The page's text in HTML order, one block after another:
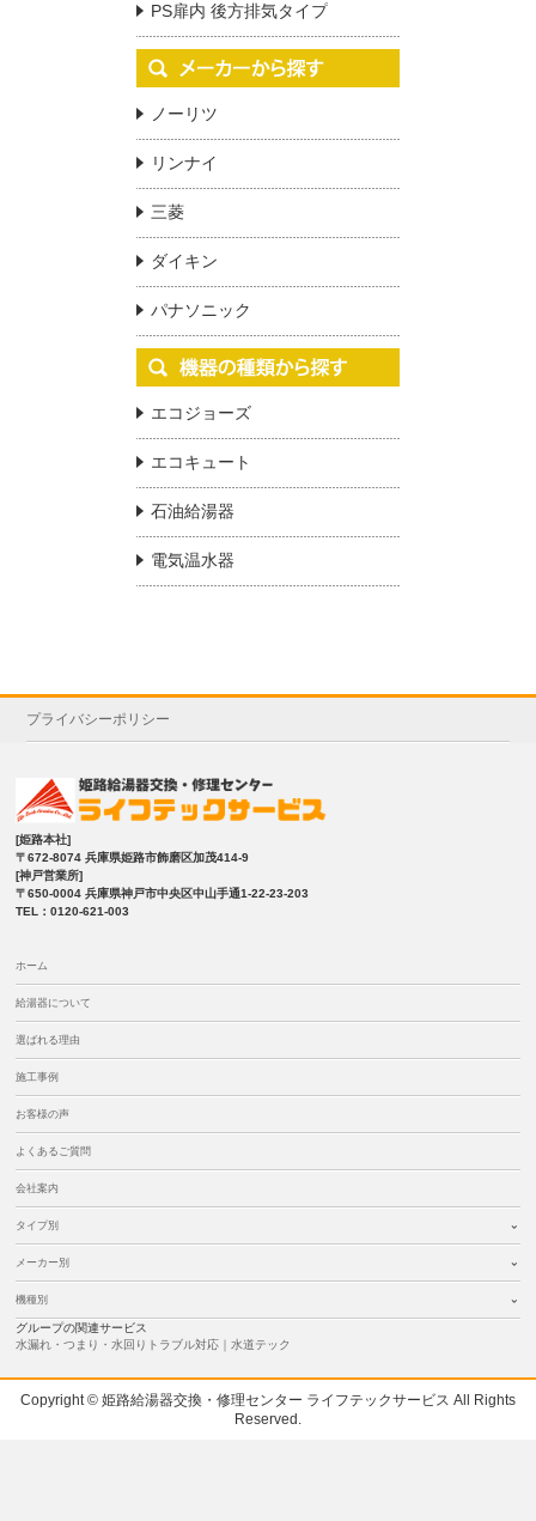
PS扉内 後方排気タイプ
ノーリツ
リンナイ
三菱
ダイキン
パナソニック
エコジョーズ
エコキュート
石油給湯器
電気温水器
プライバシーポリシー
[姫路本社]
〒672-8074 兵庫県姫路市飾磨区加茂414-9
[神戸営業所]
〒650-0004 兵庫県神戸市中央区中山手通1-22-23-203
TEL：0120-621-003
ホーム
給湯器について
選ばれる理由
施工事例
お客様の声
よくあるご質問
会社案内
タイプ別
メーカー別
機種別
グループの関連サービス
水漏れ・つまり・水回りトラブル対応｜水道テック
Copyright © 姫路給湯器交換・修理センター ライフテックサービス All Rights
Reserved.